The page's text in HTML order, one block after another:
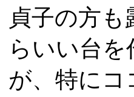
貞子の方
らいい台
が、特にコ